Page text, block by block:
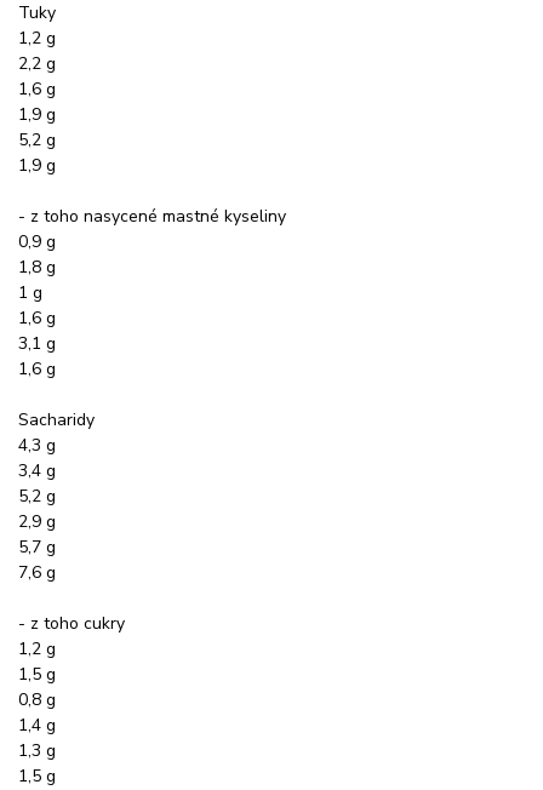
Tuky
1,2 g
2,2 g
1,6 g
1,9 g
5,2 g
1,9 g
- z toho nasycené mastné kyseliny
0,9 g
1,8 g
1 g
1,6 g
3,1 g
1,6 g
Sacharidy
4,3 g
3,4 g
5,2 g
2,9 g
5,7 g
7,6 g
- z toho cukry
1,2 g
1,5 g
0,8 g
1,4 g
1,3 g
1,5 g